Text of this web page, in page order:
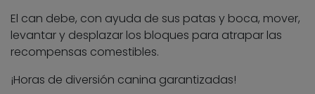
El can debe, con ayuda de sus patas y boca, mover,
levantar y desplazar los bloques para atrapar las
recompensas comestibles.
¡Horas de diversión canina garantizadas!